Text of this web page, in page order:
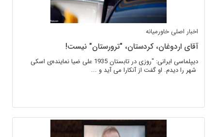
اخبار اصلی خاورمیانه
آقای اردوغان، کردستان، "ترورستان" نیست!
دیپلماسی ایرانی: "روزی در تابستان 1935 علی ضیا نمایندەی اسکی
شهر را دیدم. او گفت از آنکارا می آید و ...